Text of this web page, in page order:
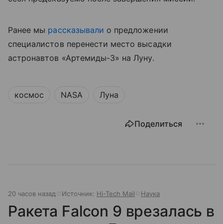
Ранее мы рассказывали о предложении
специалистов перенести место высадки
астронавтов «Артемиды-3» на Луну.
космос NASA Луна
Поделиться
20 часов назад Источник: Hi-Tech Mail Наука
Ракета Falcon 9 врезалась в